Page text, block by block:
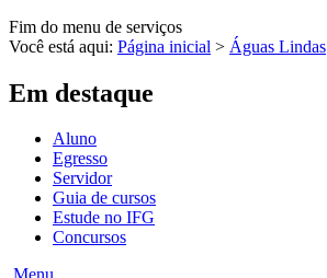
Fim do menu de serviços
Você está aqui: Página inicial > Águas Lindas
Em destaque
Aluno
Egresso
Servidor
Guia de cursos
Estude no IFG
Concursos